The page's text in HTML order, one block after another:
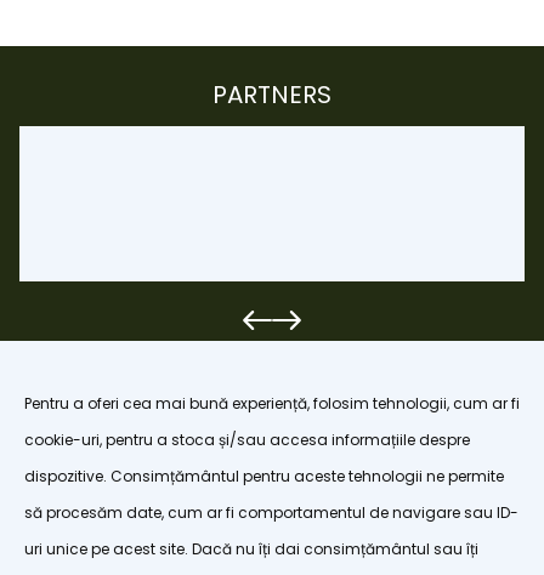
Pentru a oferi cea mai bună experiență, folosim tehnologii, cum ar fi
cookie-uri, pentru a stoca și/sau accesa informațiile despre
dispozitive. Consimțământul pentru aceste tehnologii ne permite
să procesăm date, cum ar fi comportamentul de navigare sau ID-
uri unice pe acest site. Dacă nu îți dai consimțământul sau îți
PARTNERS
organizatiapoianabrasov@gmail.com